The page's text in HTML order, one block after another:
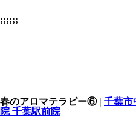
;;;;;;
春のアロマテラピー⑥ | 千葉市
院 千葉駅前院